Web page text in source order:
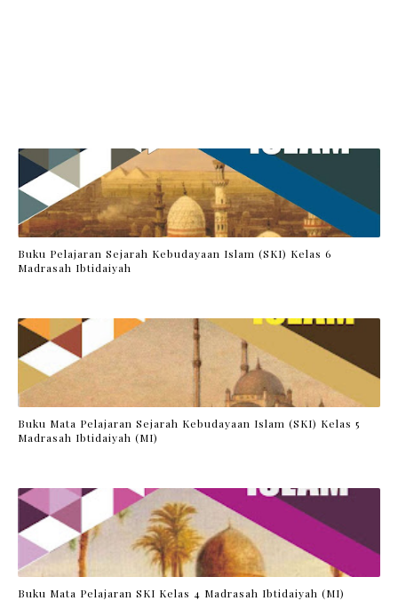
Buku Pelajaran Sejarah Kebudayaan Islam (SKI) Kelas 6
Madrasah Ibtidaiyah
Buku Mata Pelajaran Sejarah Kebudayaan Islam (SKI) Kelas 5
Madrasah Ibtidaiyah (MI)
Buku Mata Pelajaran SKI Kelas 4 Madrasah Ibtidaiyah (MI)